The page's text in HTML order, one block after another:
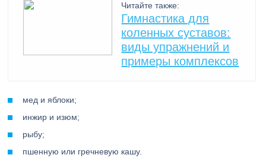
Читайте также:
Гимнастика для
коленных суставов:
виды упражнений и
примеры комплексов
мед и яблоки;
инжир и изюм;
рыбу;
пшенную или гречневую кашу.